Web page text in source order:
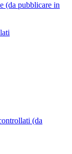
(da pubblicare in
(da